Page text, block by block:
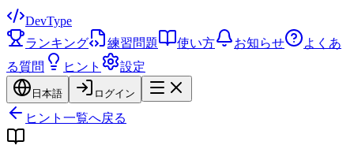
DevType
ランキング
練習問題 使い方 お知らせ
よくあ
る質問
ヒント 設定
日本語 ログイン
ヒント一覧へ戻る